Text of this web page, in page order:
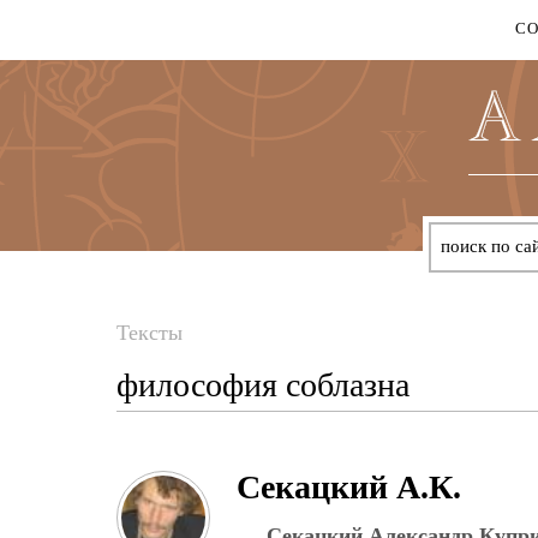
здесь
Тексты
философия соблазна
Секацкий А.К.